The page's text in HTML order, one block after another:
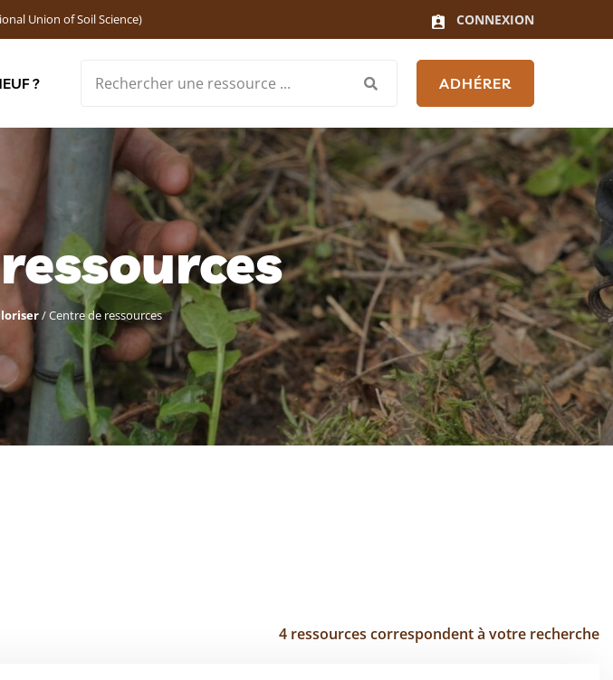
Union of Soil Science) CONNEXION
? ADHÉRER
/Centre de ressources
4 ressources correspondent à votre recherche